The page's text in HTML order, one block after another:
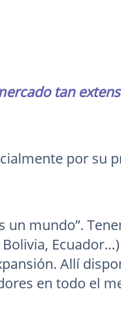
tan
por su
un mundo”.
Allí
en todo el